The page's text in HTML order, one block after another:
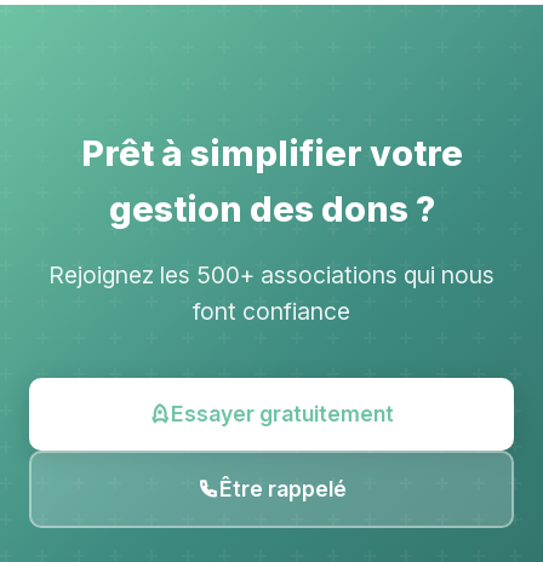
Prêt à simplifier votre
gestion des dons ?
Rejoignez les 500+ associations qui nous
font confiance
Essayer gratuitement
Être rappelé